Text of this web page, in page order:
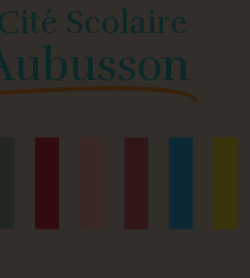
Scolaire